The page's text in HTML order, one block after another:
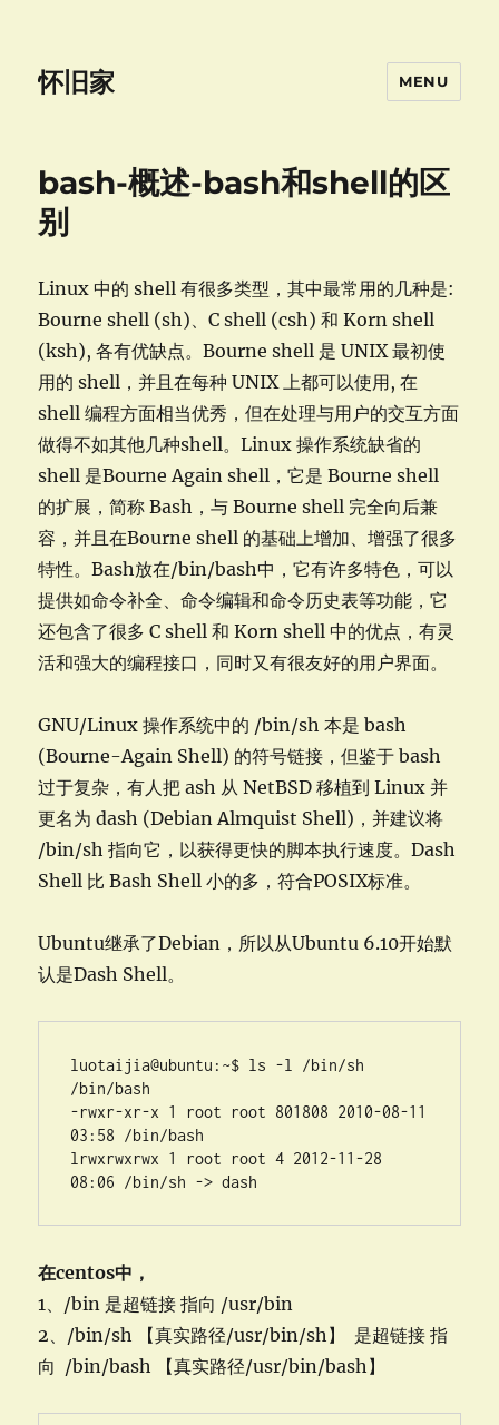
怀旧家 MENU
bash-概述-bash和shell的区
别
Linux 中的 shell 有很多类型，其中最常用的几种是:
Bourne shell (sh)、C shell (csh) 和 Korn shell
(ksh), 各有优缺点。Bourne shell 是 UNIX 最初使
用的 shell，并且在每种 UNIX 上都可以使用, 在
shell 编程方面相当优秀，但在处理与用户的交互方面
做得不如其他几种shell。Linux 操作系统缺省的
shell 是Bourne Again shell，它是 Bourne shell
的扩展，简称 Bash，与 Bourne shell 完全向后兼
容，并且在Bourne shell 的基础上增加、增强了很多
特性。Bash放在/bin/bash中，它有许多特色，可以
提供如命令补全、命令编辑和命令历史表等功能，它
还包含了很多 C shell 和 Korn shell 中的优点，有灵
活和强大的编程接口，同时又有很友好的用户界面。
GNU/Linux 操作系统中的 /bin/sh 本是 bash
(Bourne-Again Shell) 的符号链接，但鉴于 bash
过于复杂，有人把 ash 从 NetBSD 移植到 Linux 并
更名为 dash (Debian Almquist Shell)，并建议将
/bin/sh 指向它，以获得更快的脚本执行速度。Dash
Shell 比 Bash Shell 小的多，符合POSIX标准。
Ubuntu继承了Debian，所以从Ubuntu 6.10开始默
认是Dash Shell。
luotaijia@ubuntu:~$ ls -l /bin/sh
/bin/bash
-rwxr-xr-x 1 root root 801808 2010-08-11
03:58 /bin/bash
lrwxrwxrwx 1 root root 4 2012-11-28
08:06 /bin/sh -> dash
在centos中，
1、/bin 是超链接 指向 /usr/bin
2、/bin/sh 【真实路径/usr/bin/sh】 是超链接 指
向 /bin/bash 【真实路径/usr/bin/bash】